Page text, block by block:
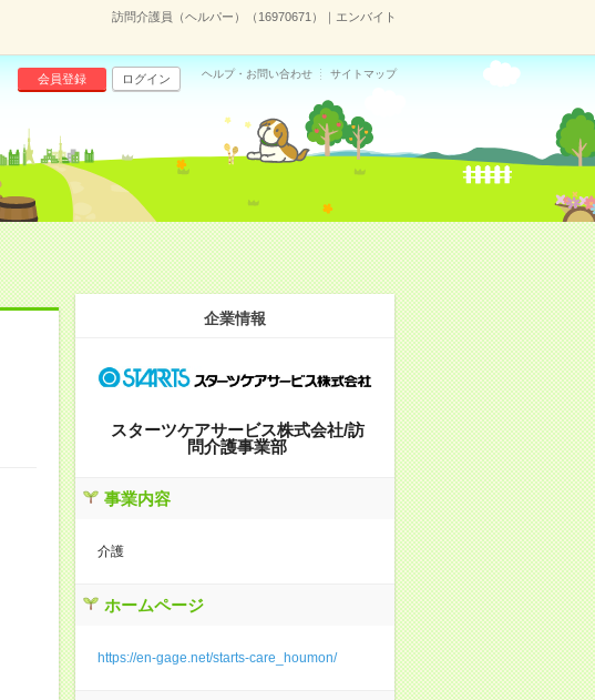
訪問介護員（ヘルパー）（16970671）｜エンバイト
会員登録 ログイン ヘルプ・お問い合わせ サイトマップ
企業情報
スターツケアサービス株式会社/訪
問介護事業部
事業内容
介護
ホームページ
https://en-gage.net/starts-care_houmon/